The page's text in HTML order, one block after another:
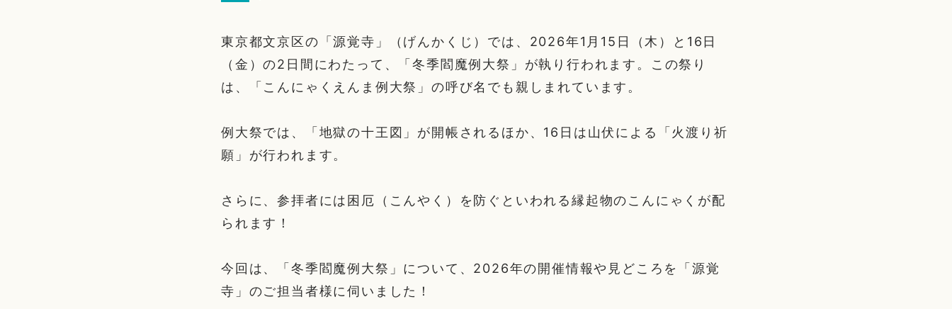
東京都文京区の「源覚寺」（げんかくじ）では、2026年1月15日（木）と16日
（金）の2日間にわたって、「冬季閻魔例大祭」が執り行われます。この祭り
は、「こんにゃくえんま例大祭」の呼び名でも親しまれています。
例大祭では、「地獄の十王図」が開帳されるほか、16日は山伏による「火渡り祈
願」が行われます。
さらに、参拝者には困厄（こんやく）を防ぐといわれる縁起物のこんにゃくが配
られます！
今回は、「冬季閻魔例大祭」について、2026年の開催情報や見どころを「源覚
寺」のご担当者様に伺いました！